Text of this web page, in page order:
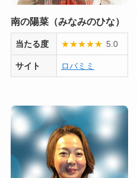
南の陽菜（みなみのひな）
当たる度 ★★★★★ 5.0
サイト ロバミミ